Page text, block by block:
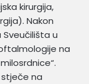
kirurgija,
Nakon
u
na
na